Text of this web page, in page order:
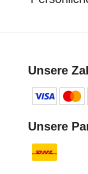
Unsere
Unsere